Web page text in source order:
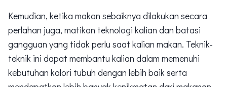
Kemudian, ketika makan sebaiknya dilakukan secara
perlahan juga, matikan teknologi kalian dan batasi
gangguan yang tidak perlu saat kalian makan. Teknik-
teknik ini dapat membantu kalian dalam memenuhi
kebutuhan kalori tubuh dengan lebih baik serta